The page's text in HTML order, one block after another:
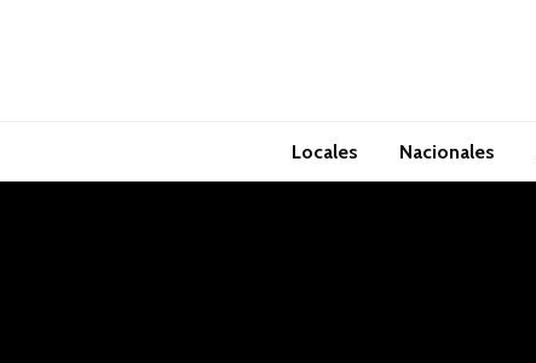
Locales Nacionales